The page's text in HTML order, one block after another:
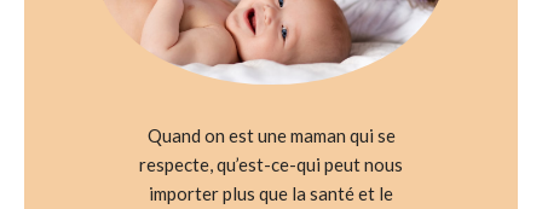
Quand on est une maman qui se
respecte, qu’est-ce-qui peut nous
importer plus que la santé et le